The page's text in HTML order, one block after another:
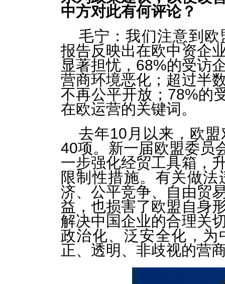
中方对此有何评论？
毛宁：我们注意到
报告反映出在欧中资企
显著担忧，68%的受访
营商环境恶化；超过半
不再公平开放；78%的
在欧运营的关键词。
去年10月以来，欧
40项。新一届欧盟委员
一步强化经贸工具箱，
限制性措施。有关做
济、公平竞争、自由贸
益，也损害了欧盟自身
解决中国企业的合理关
政治化、泛安全化，
正、透明、非歧视的营